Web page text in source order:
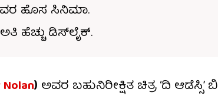
ಹೊಸ ಸಿನಿಮಾ.
ಹೆಚ್ಚು ಡಿಸ್​ಲೈಕ್.
) ಅವರ ಬಹುನಿರೀಕ್ಷಿತ ಚಿತ್ರ ‘ದಿ ಆಡೆಸ್ಸಿ’